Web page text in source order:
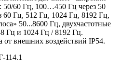
50/60 Гц, 100…450 Гц через 50
Гц, 512 Гц, 1024 Гц, 8192 Гц,
50...8600 Гц, двухчастотные
Гц и 1024 Гц / 8192 Гц.
от внешних воздействий IP54.
114.1